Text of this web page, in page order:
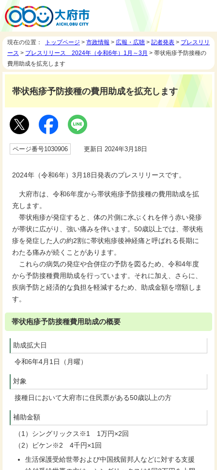
現在の位置： トップページ > 市政情報 > 広報・広聴 > 記者発表 > プレスリリ
ース > プレスリリース 2024年（令和6年）1月～3月 > 帯状疱疹予防接種の
費用助成を拡充します
帯状疱疹予防接種の費用助成を拡充します
ページ番号1030906 更新日 2024年3月18日
2024年（令和6年）3月18日発表のプレスリリースです。
大府市は、令和6年度から帯状疱疹予防接種の費用助成を拡
充します。
帯状疱疹が発症すると、体の片側に水ぶくれを伴う赤い発疹
が帯状に広がり、強い痛みを伴います。50歳以上では、帯状疱
疹を発症した人の約2割に帯状疱疹後神経痛と呼ばれる長期に
わたる痛みが続くことがあります。
これらの病気の発症や合併症の予防を図るため、令和4年度
から予防接種費用助成を行っています。それに加え、さらに、
疾病予防と経済的な負担を軽減するため、助成金額を増額しま
す。
帯状疱疹予防接種費用助成の概要
助成拡大日
令和6年4月1日（月曜）
対象
接種日において大府市に住民票がある50歳以上の方
補助金額
（1）シングリックス※1 1万円×2回
（2）ビケン※2 4千円×1回
生活保護受給世帯および中国残留邦人などに対する支援